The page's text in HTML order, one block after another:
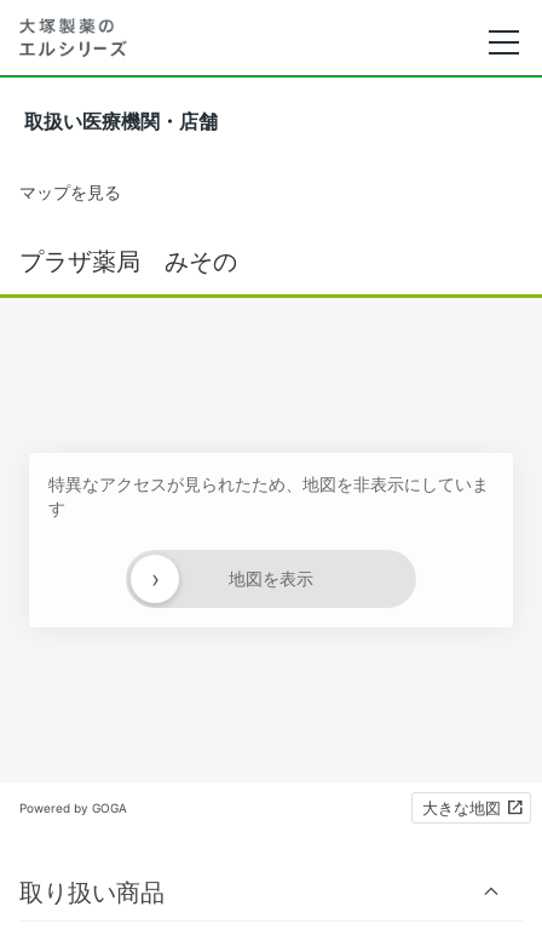
取扱い医療機関・店舗
マップを見る
プラザ薬局 みその
特異なアクセスが見られたため、地図を非表示にしていま
す
地図を表示
›
Powered by GOGA 大きな地図
取り扱い商品